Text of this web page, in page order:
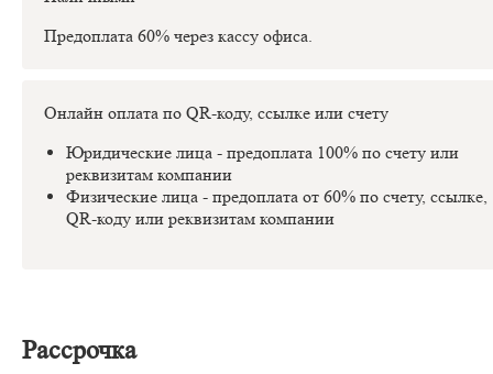
Предоплата 60% через кассу офиса.
Онлайн оплата по QR-коду, ссылке или счету
Юридические лица - предоплата 100% по счету или
реквизитам компании
Физические лица - предоплата от 60% по счету, ссылке,
QR-коду или реквизитам компании
Рассрочка